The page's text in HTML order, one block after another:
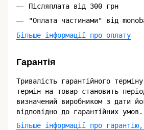
Післяплата від 300 грн
"Оплата частинами" від
Більше інформації про оплату
Гарантія
Тривалість гарантійного
термін на товар становить
визначений виробником з дати
відповідно до гарантійних умов.
Більше інформації про